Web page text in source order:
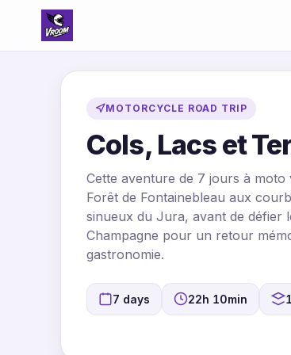
MOTORCYCLE ROAD TRIP
Cols, Lacs et
Cette aventure de 7 jours à moto
Forêt de Fontainebleau aux
sinueux du Jura, avant de défier
Champagne pour un retour
gastronomie.
7 days 22h 10min